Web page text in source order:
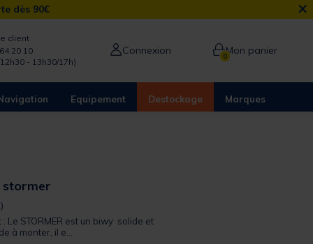
dès 90€ ×
client
20 10
- 13h30/17h)
Connexion 0Mon panier
Equipement Destockage Marques
stormer
of 5 Customer Rating
Le STORMER est un biwy solide et
à monter, il e...